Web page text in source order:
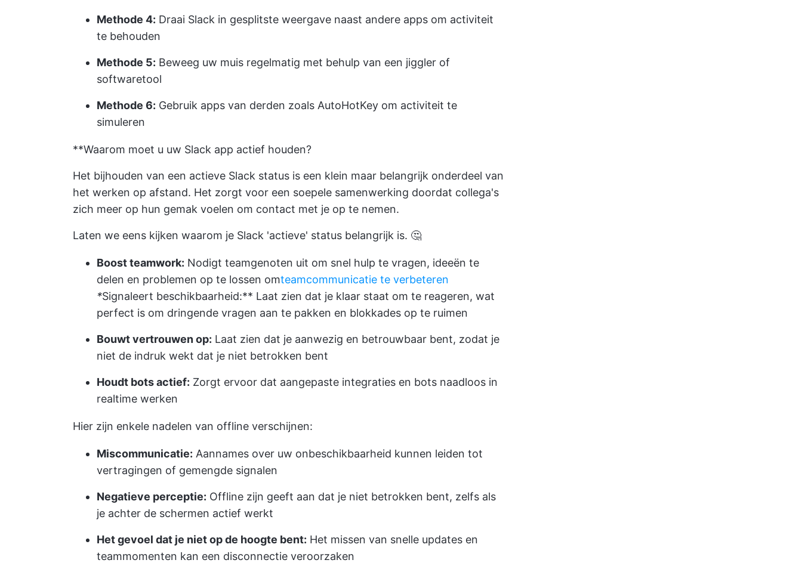
Methode 4: Draai Slack in gesplitste weergave naast andere apps om activiteit
te behouden
Methode 5: Beweeg uw muis regelmatig met behulp van een jiggler of
softwaretool
Methode 6: Gebruik apps van derden zoals AutoHotKey om activiteit te
simuleren
**Waarom moet u uw Slack app actief houden?
Het bijhouden van een actieve Slack status is een klein maar belangrijk onderdeel van
het werken op afstand. Het zorgt voor een soepele samenwerking doordat collega's
zich meer op hun gemak voelen om contact met je op te nemen.
Laten we eens kijken waarom je Slack 'actieve' status belangrijk is. 🤔
Boost teamwork: Nodigt teamgenoten uit om snel hulp te vragen, ideeën te
delen en problemen op te lossen omteamcommunicatie te verbeteren
*Signaleert beschikbaarheid:** Laat zien dat je klaar staat om te reageren, wat
perfect is om dringende vragen aan te pakken en blokkades op te ruimen
Bouwt vertrouwen op: Laat zien dat je aanwezig en betrouwbaar bent, zodat je
niet de indruk wekt dat je niet betrokken bent
Houdt bots actief: Zorgt ervoor dat aangepaste integraties en bots naadloos in
realtime werken
Hier zijn enkele nadelen van offline verschijnen:
Miscommunicatie: Aannames over uw onbeschikbaarheid kunnen leiden tot
vertragingen of gemengde signalen
Negatieve perceptie: Offline zijn geeft aan dat je niet betrokken bent, zelfs als
je achter de schermen actief werkt
Het gevoel dat je niet op de hoogte bent: Het missen van snelle updates en
teammomenten kan een disconnectie veroorzaken